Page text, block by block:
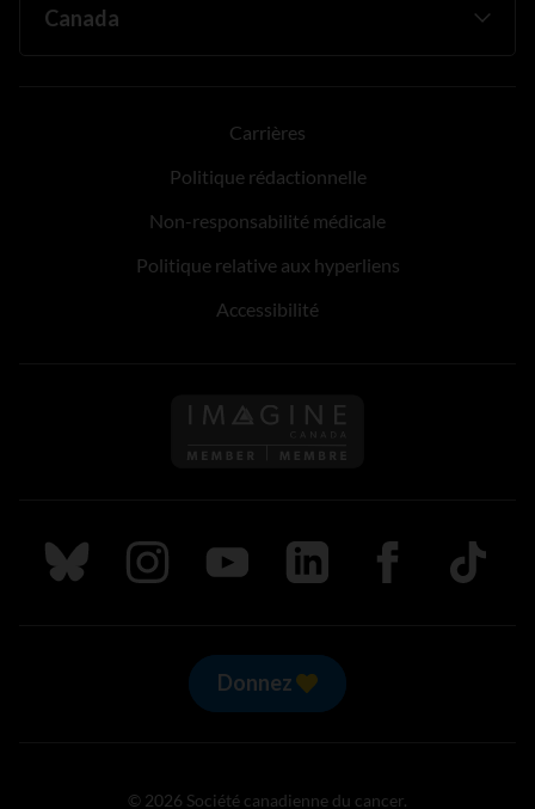
Carrières
Politique rédactionnelle
Non-responsabilité médicale
Politique relative aux hyperliens
Accessibilité
Suivez nous sur Bluesky
Suivez nous sur Instagram
Suivez nous sur Youtube
Suivez nous sur LinkedIn
Suivez nous sur
TikTok
Donnez
© 2026 Société canadienne du cancer.